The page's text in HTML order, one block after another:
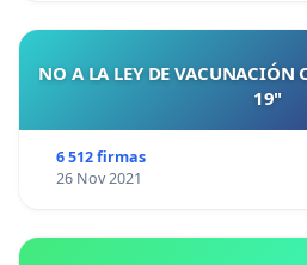
NO A LA LEY DE
19"
6 512 firmas
26 Nov 2021